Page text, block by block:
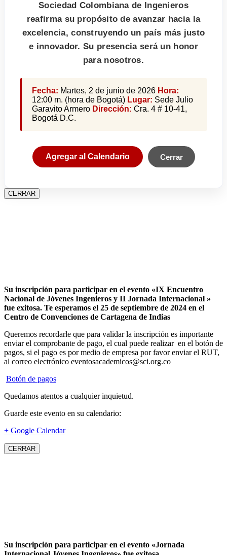
Sociedad Colombiana de Ingenieros
reafirma su propósito de avanzar hacia la
excelencia, construyendo un país más justo
e innovador. Su presencia será un honor
para nosotros.
Fecha: Martes, 2 de junio de 2026 Hora:
12:00 m. (hora de Bogotá) Lugar: Sede Julio
Garavito Armero Dirección: Cra. 4 # 10-41,
Bogotá D.C.
Agregar al Calendario Cerrar
CERRAR
Su inscripción para participar en el evento «IX Encuentro
Nacional de Jóvenes Ingenieros y II Jornada Internacional »
fue exitosa. Te esperamos el 25 de septiembre de 2024 en el
Centro de Convenciones de Cartagena de Indias
Queremos recordarle que para validar la inscripción es importante
enviar el comprobante de pago, el cual puede realizar en el botón de
pagos, si el pago es por medio de empresa por favor enviar el RUT,
al correo electrónico eventosacademicos@sci.org.co
Botón de pagos
Quedamos atentos a cualquier inquietud.
Guarde este evento en su calendario:
+ Google Calendar
CERRAR
Su inscripción para participar en el evento «Jornada